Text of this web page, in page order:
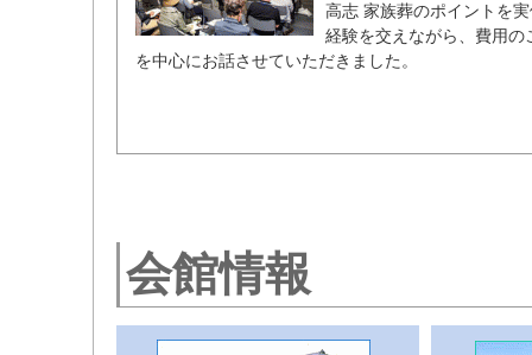
高志 家族葬のポイントを
経験を交えながら、費用の
を中心にお話させていただきました。
会館情報